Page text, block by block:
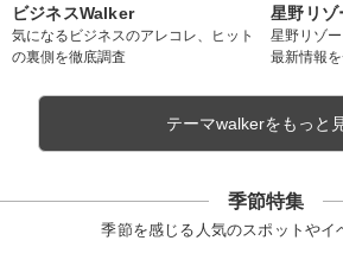
ビジネスWalker
気になるビジネスのアレコレ、ヒット
の裏側を徹底調査
星野リ
星野リゾ
最新情報を
テーマwalkerをもっと
季節特集
季節を感じる人気のスポットやイ